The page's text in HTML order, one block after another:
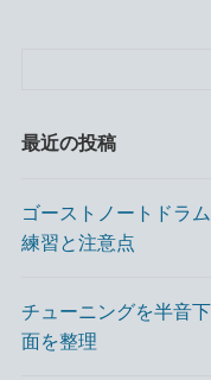
最近の投稿
ゴーストノートドラ
練習と注意点
チューニングを半音
面を整理